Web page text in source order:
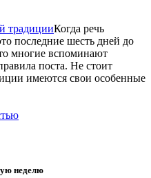
Когда речь
последние шесть дней до
многие вспоминают
поста. Не стоит
имеются свои особенные
неделю